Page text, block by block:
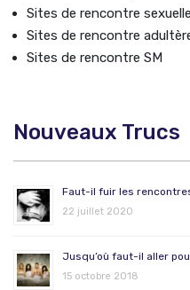
Sites de rencontre sexuelle
Sites de rencontre
Sites de rencontre SM
Nouveaux Trucs
Faut-il fuir les
22 juillet 2020
Jusqu’où faut-il aller
15 octobre 2018